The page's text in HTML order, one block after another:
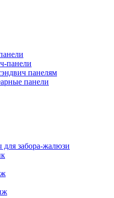
панели
панелям
панели
забора-жалюзи